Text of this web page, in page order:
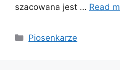
szacowana jest … Read
Categories
Piosenkarze